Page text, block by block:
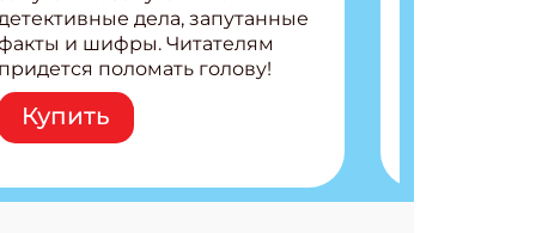
дела, запутанные
и шифры. Читателям
придется поломать голову!
Внутри: Шифры и
расшифровки Плетем
запутанные поделки
коды 3 комикса
Купить